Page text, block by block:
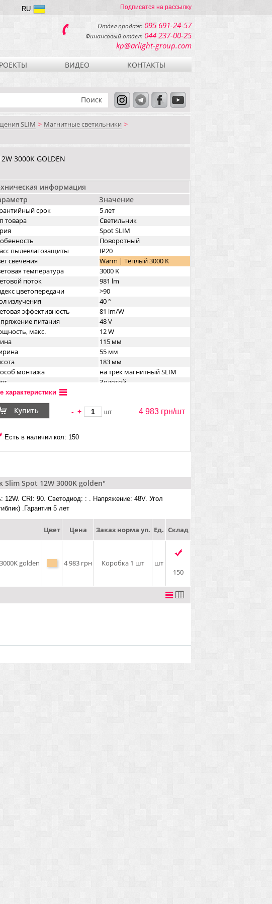
Подписатся на рассылку
RU
Отдел продаж: 095 691-24-57
Финансовый отдел: 044 237-00-25
kp@arlight-group.com
ВИДЕО КОНТАКТЫ
SLIM > Магнитные светильники >
3000K GOLDEN
информация
Значение
срок
5 лет
товара
Светильник
Spot SLIM
Поворотный
пылевлагозащиты
IP20
свечения
Warm | Тёплый 3000 K
температура
3000 K
поток
981 lm
цветопередачи
>90
излучения
40 °
эффективность
81 lm/W
питания
48 V
макс.
12 W
115 мм
55 мм
183 мм
монтажа
на трек магнитный SLIM
Золотой
корпуса
характеристики
- + шт 4 983 грн/шт
Есть в наличии кол: 150
Spot 12W 3000K golden"
12W. CRI: 90. Светодиод: : . Напряжение: 48V. Угол
.Гарантия 5 лет
Цвет Цена Заказ норма уп. Ед. Склад
golden
4 983 грн Коробка 1 шт
шт
150